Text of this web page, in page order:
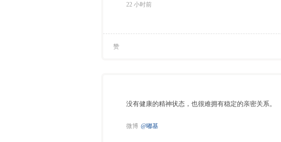
22 小时前
赞
没有健康的精神状态，也很难拥有稳定的亲密关系。
微博 @嘟基